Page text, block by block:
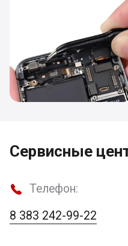
Сервисные
Телефон:
8 383 242-99-22